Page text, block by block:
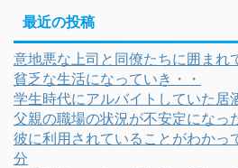
最近の投稿
意地悪な上司と同僚たちに囲まれ
貧乏な生活になっていき・・
学生時代にアルバイトしていた居
父親の職場の状況が不安定になっ
彼に利用されていることがわかっ
分